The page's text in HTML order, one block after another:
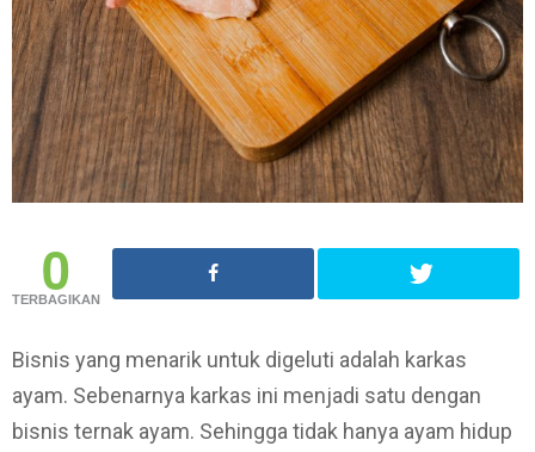
0
TERBAGIKAN
Bisnis yang menarik untuk digeluti adalah karkas
ayam. Sebenarnya karkas ini menjadi satu dengan
bisnis ternak ayam. Sehingga tidak hanya ayam hidup